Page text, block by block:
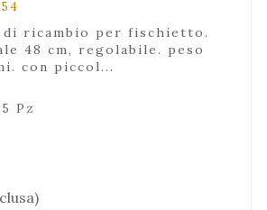
48 cm, regolabile. peso
con piccol...
Pz